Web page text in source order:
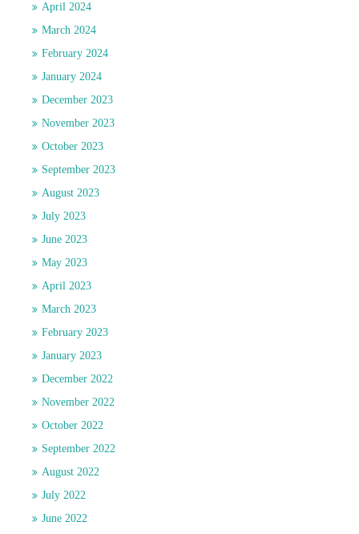
April 2024
March 2024
February 2024
January 2024
December 2023
November 2023
October 2023
September 2023
August 2023
July 2023
June 2023
May 2023
April 2023
March 2023
February 2023
January 2023
December 2022
November 2022
October 2022
September 2022
August 2022
July 2022
June 2022